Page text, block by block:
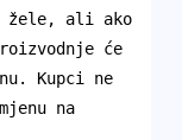
žele, ali ako
će
Kupci ne
na